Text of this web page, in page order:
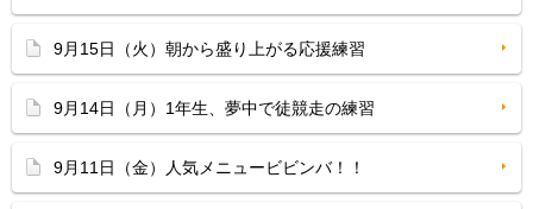
9月15日（火）朝から盛り上がる応援練習
9月14日（月）1年生、夢中で徒競走の練習
9月11日（金）人気メニュービビンバ！！